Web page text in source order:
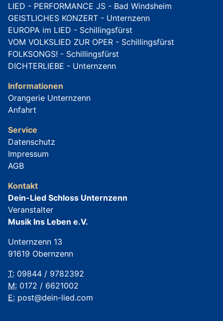
LIED - PERFORMANCE JS - Bad Windsheim
GEISTLICHES KONZERT - Unternzenn
EUROPA im LIED - Schillingsfürst
VOM VOLKSLIED ZUR OPER - Schillingsfürst
FOLKSONGS! - Schillingsfürst
DICHTERLIEBE - Unternzenn
Informationen
Orangerie Unternzenn
Anfahrt
Service
Datenschutz
Impressum
AGB
Kontakt
Dein-Lied Schloss Unternzenn
Veranstalter
Musik Ins Leben e.V.
Unternzenn 13
91619 Obernzenn
T: 09844 / 9782392
M: 0172 / 6621002
E: post@dein-lied.com